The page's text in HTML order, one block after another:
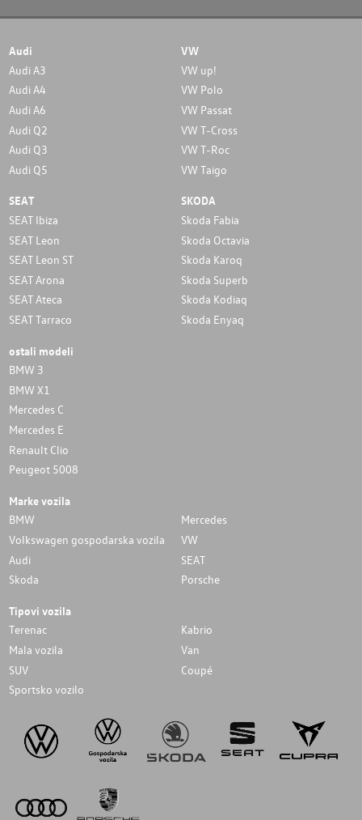
Audi
Audi A3
Audi A4
Audi A6
Audi Q2
Audi Q3
Audi Q5
VW
VW up!
VW Polo
VW Passat
VW T-Cross
VW T-Roc
VW Taigo
SEAT
SEAT Ibiza
SEAT Leon
SEAT Leon ST
SEAT Arona
SEAT Ateca
SEAT Tarraco
SKODA
Skoda Fabia
Skoda Octavia
Skoda Karoq
Skoda Superb
Skoda Kodiaq
Skoda Enyaq
ostali modeli
BMW 3
BMW X1
Mercedes C
Mercedes E
Renault Clio
Peugeot 5008
Marke vozila
BMW
Mercedes
Volkswagen gospodarska vozila
VW
Audi
SEAT
Skoda
Porsche
Tipovi vozila
Terenac
Kabrio
Mala vozila
Van
SUV
Coupé
Sportsko vozilo